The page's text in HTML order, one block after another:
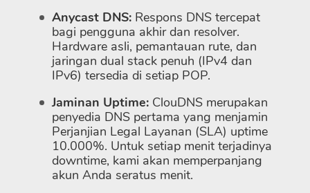
Anycast DNS: Respons DNS tercepat
bagi pengguna akhir dan resolver.
Hardware asli, pemantauan rute, dan
jaringan dual stack penuh (IPv4 dan
IPv6) tersedia di setiap POP.
Jaminan Uptime: ClouDNS merupakan
penyedia DNS pertama yang menjamin
Perjanjian Legal Layanan (SLA) uptime
10.000%. Untuk setiap menit terjadinya
downtime, kami akan memperpanjang
akun Anda seratus menit.